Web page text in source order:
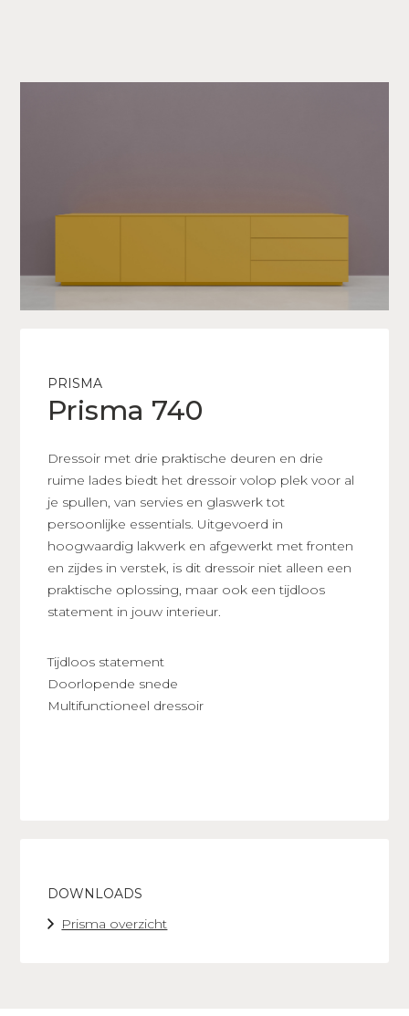
PRISMA
Prisma 740
Dressoir met drie praktische deuren en drie
ruime lades biedt het dressoir volop plek voor al
je spullen, van servies en glaswerk tot
persoonlijke essentials. Uitgevoerd in
hoogwaardig lakwerk en afgewerkt met fronten
en zijdes in verstek, is dit dressoir niet alleen een
praktische oplossing, maar ook een tijdloos
statement in jouw interieur.
Tijdloos statement
Doorlopende snede
Multifunctioneel dressoir
DOWNLOADS
Prisma overzicht